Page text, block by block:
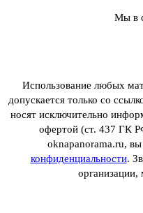
Мы в
Использование любых
допускается только со
носят исключительно
офертой (ст. 437 ГК
oknapanorama.ru, вы
конфиденциальности.
организации,